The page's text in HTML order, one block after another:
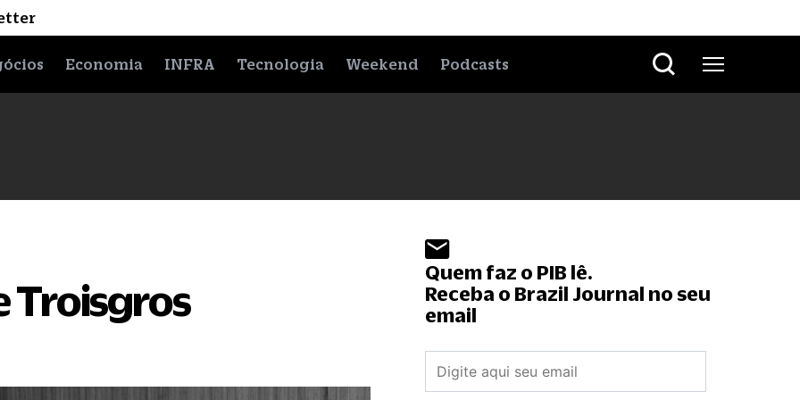
Economia INFRA Tecnologia Weekend Podcasts
Troisgros
Quem faz o PIB lê.
Receba o Brazil Journal no seu
email